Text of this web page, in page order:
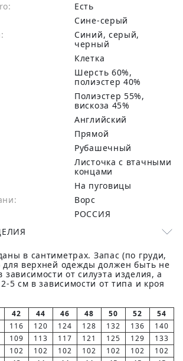
есть
Сине-серый
синий, серый,
черный
Клетка
шерсть 60%,
полиэстер 40%
Полиэстер 55%,
вискоза 45%
Английский
Прямой
Рубашечный
Листочка с втачными
концами
На пуговицы
Ворс
РОССИЯ
в сантиметрах. Запас (по груди,
для верхней одежды должен быть не
от силуэта изделия, а
5 см в зависимости от типа и кроя
42 44 46 48 50 52
54
116 120 124 128 132 136
140
109 113 117 121 125 129
133
102 102 102 102 102 102
102